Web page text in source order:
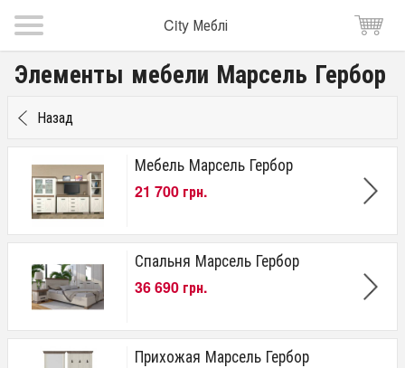
City Меблі
Элементы мебели Марсель Гербор
Назад
Мебель Марсель Гербор
21 700 грн.
Спальня Марсель Гербор
36 690 грн.
Прихожая Марсель Гербор